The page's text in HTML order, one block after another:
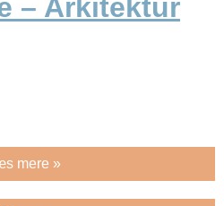
– Arkitektur
mere »